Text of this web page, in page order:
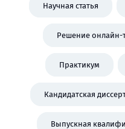
Научная статья
Решение онлайн-
Практикум
Кандидатская
Выпускная